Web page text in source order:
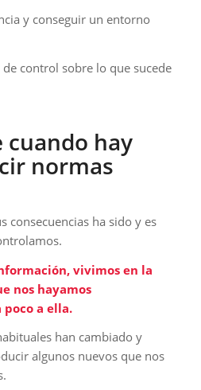
y conseguir un entorno
control sobre lo que sucede
cuando hay
normas
consecuencias ha sido y es
vivimos en la
nos hayamos
a ella.
han cambiado y
algunos nuevos que nos